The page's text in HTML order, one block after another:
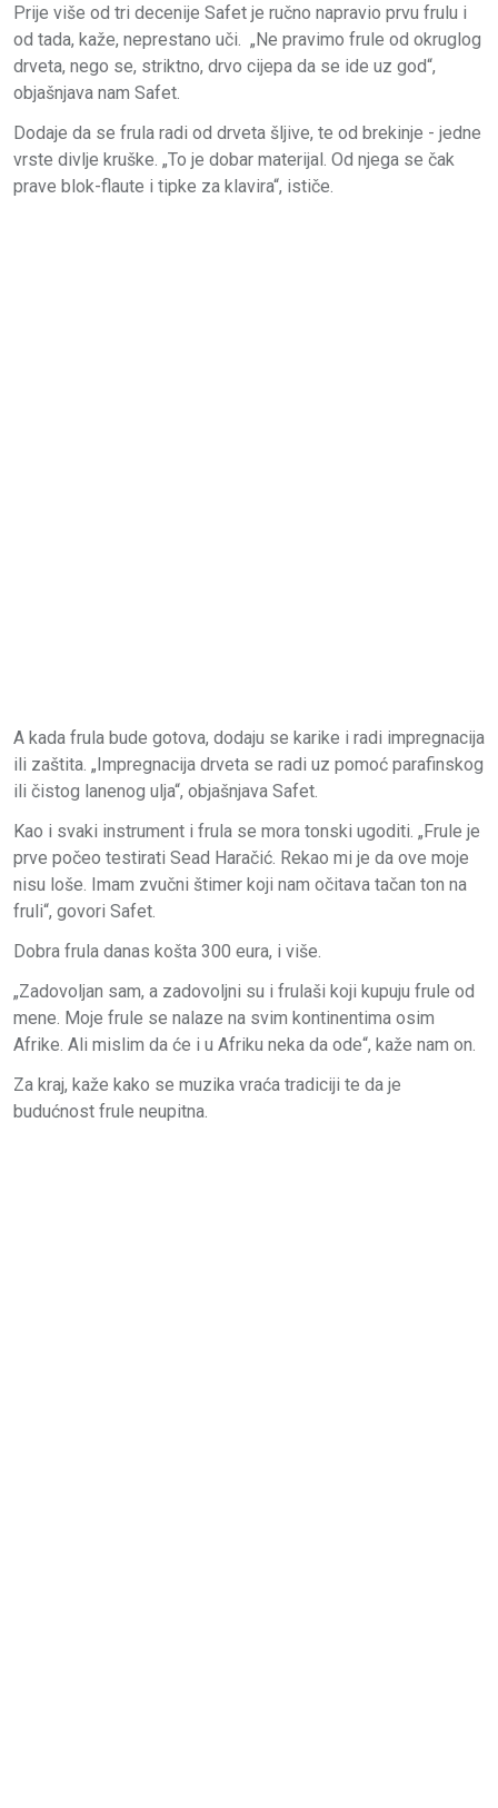
Prije više od tri decenije Safet je ručno napravio prvu frulu i
od tada, kaže, neprestano uči. „Ne pravimo frule od okruglog
drveta, nego se, striktno, drvo cijepa da se ide uz god“,
objašnjava nam Safet.
Dodaje da se frula radi od drveta šljive, te od brekinje - jedne
vrste divlje kruške. „To je dobar materijal. Od njega se čak
prave blok-flaute i tipke za klavira“, ističe.
A kada frula bude gotova, dodaju se karike i radi impregnacija
ili zaštita. „Impregnacija drveta se radi uz pomoć parafinskog
ili čistog lanenog ulja“, objašnjava Safet.
Kao i svaki instrument i frula se mora tonski ugoditi. „Frule je
prve počeo testirati Sead Haračić. Rekao mi je da ove moje
nisu loše. Imam zvučni štimer koji nam očitava tačan ton na
fruli“, govori Safet.
Dobra frula danas košta 300 eura, i više.
„Zadovoljan sam, a zadovoljni su i frulaši koji kupuju frule od
mene. Moje frule se nalaze na svim kontinentima osim
Afrike. Ali mislim da će i u Afriku neka da ode“, kaže nam on.
Za kraj, kaže kako se muzika vraća tradiciji te da je
budućnost frule neupitna.